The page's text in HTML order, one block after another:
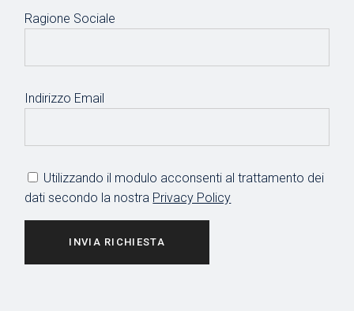
Ragione Sociale
Indirizzo Email
Utilizzando il modulo acconsenti al trattamento dei
dati secondo la nostra Privacy Policy
INVIA RICHIESTA